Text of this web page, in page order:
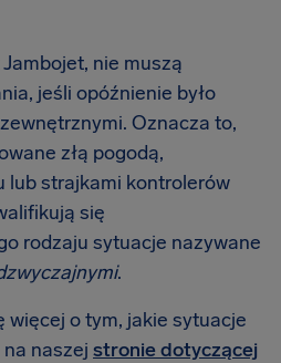
nie muszą
jeśli opóźnienie było
Oznacza to,
złą pogodą,
lub strajkami kontrolerów
się
rodzaju sytuacje nazywane
.
więcej o tym, jakie sytuacje
naszej stronie dotyczącej